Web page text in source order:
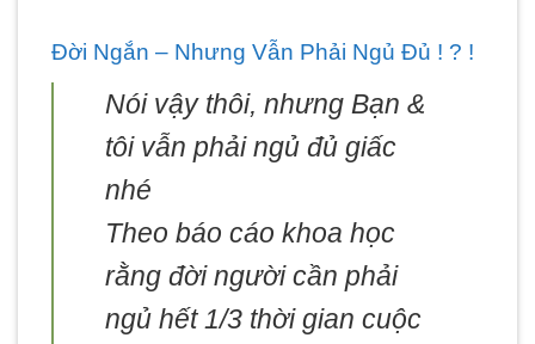
Đời Ngắn – Nhưng Vẫn Phải Ngủ Đủ ! ? !
Nói vậy thôi, nhưng Bạn &
tôi vẫn phải ngủ đủ giấc
nhé
Theo báo cáo khoa học
rằng đời người cần phải
ngủ hết 1/3 thời gian cuộc